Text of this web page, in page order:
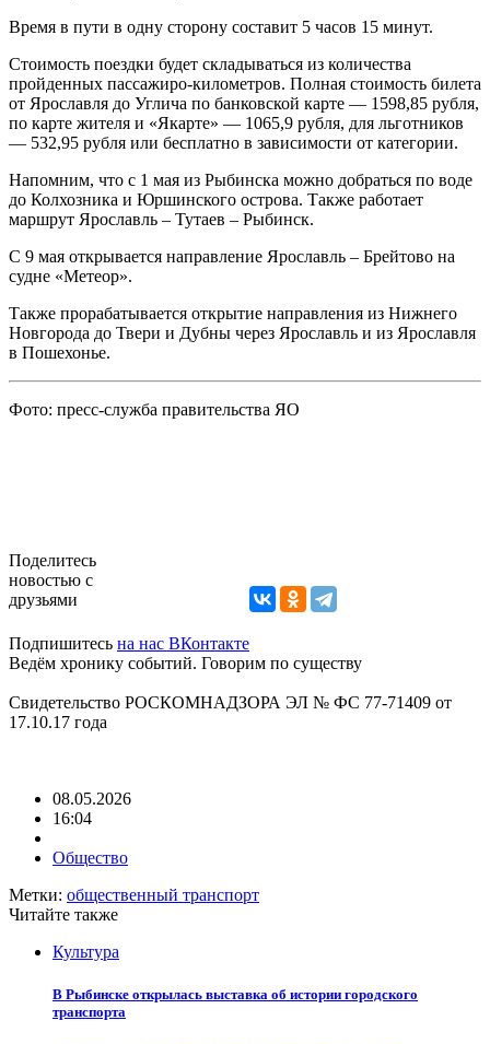
Время в пути в одну сторону составит 5 часов 15 минут.
Стоимость поездки будет складываться из количества
пройденных пассажиро-километров. Полная стоимость билета
от Ярославля до Углича по банковской карте — 1598,85 рубля,
по карте жителя и «Якарте» — 1065,9 рубля, для льготников
— 532,95 рубля или бесплатно в зависимости от категории.
Напомним, что с 1 мая из Рыбинска можно добраться по воде
до Колхозника и Юршинского острова. Также работает
маршрут Ярославль – Тутаев – Рыбинск.
С 9 мая открывается направление Ярославль – Брейтово на
судне «Метеор».
Также прорабатывается открытие направления из Нижнего
Новгорода до Твери и Дубны через Ярославль и из Ярославля
в Пошехонье.
Фото: пресс-служба правительства ЯО
Поделитесь
новостью с
друзьями
Подпишитесь на нас ВКонтакте
Ведём хронику событий. Говорим по существу
Свидетельство РОСКОМНАДЗОРА ЭЛ № ФС 77-71409 от
17.10.17 года
08.05.2026
16:04
Общество
Метки: общественный транспорт
Читайте также
Культура
В Рыбинске открылась выставка об истории городского
транспорта